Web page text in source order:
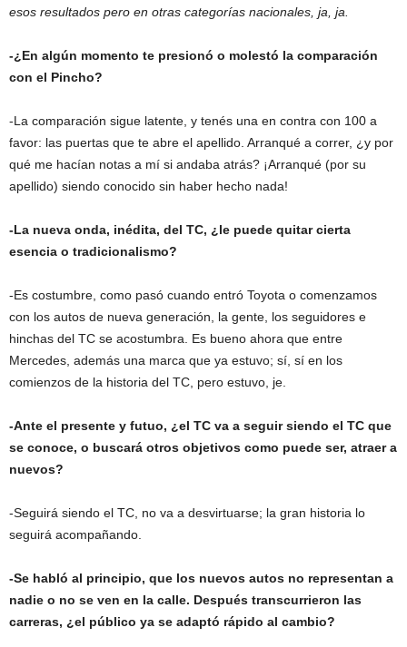
esos resultados pero en otras categorías nacionales, ja, ja.
-¿En algún momento te presionó o molestó la comparación
con el Pincho?
-La comparación sigue latente, y tenés una en contra con 100 a
favor: las puertas que te abre el apellido. Arranqué a correr, ¿y por
qué me hacían notas a mí si andaba atrás? ¡Arranqué (por su
apellido) siendo conocido sin haber hecho nada!
-La nueva onda, inédita, del TC, ¿le puede quitar cierta
esencia o tradicionalismo?
-Es costumbre, como pasó cuando entró Toyota o comenzamos
con los autos de nueva generación, la gente, los seguidores e
hinchas del TC se acostumbra. Es bueno ahora que entre
Mercedes, además una marca que ya estuvo; sí, sí en los
comienzos de la historia del TC, pero estuvo, je.
-Ante el presente y futuo, ¿el TC va a seguir siendo el TC que
se conoce, o buscará otros objetivos como puede ser, atraer a
nuevos?
-Seguirá siendo el TC, no va a desvirtuarse; la gran historia lo
seguirá acompañando.
-Se habló al principio, que los nuevos autos no representan a
nadie o no se ven en la calle. Después transcurrieron las
carreras, ¿el público ya se adaptó rápido al cambio?